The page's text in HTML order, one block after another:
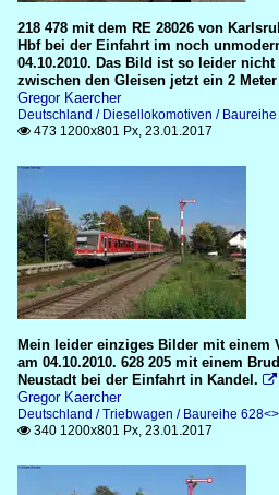
218 478 mit dem RE 28026 von
Hbf bei der Einfahrt im noch
04.10.2010. Das Bild ist so leider
zwischen den Gleisen jetzt ein 2
Gregor Kaercher
Deutschland / Diesellokomotiven /
 473 1200x801 Px, 23.01.2017
Mein leider einziges Bilder mit einem
am 04.10.2010. 628 205 mit einem
Neustadt bei der Einfahrt in Kandel. 
Gregor Kaercher
Deutschland / Triebwagen / Baureihe
 340 1200x801 Px, 23.01.2017